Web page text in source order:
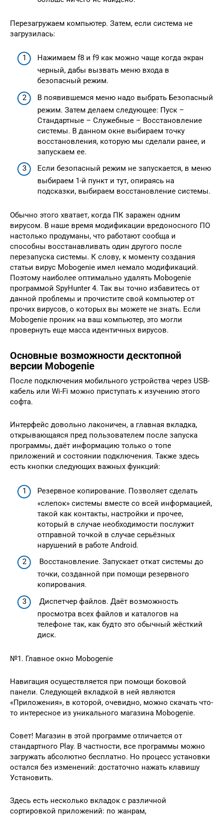
Перезагружаем компьютер. Затем, если система не
загрузилась:
Нажимаем f8 и f9 как можно чаще когда экран
черный, дабы вызвать меню входа в
безопасный режим.
В появившемся меню надо выбрать Безопасный
режим. Затем делаем следующее: Пуск –
Стандартные – Служебные – Восстановление
системы. В данном окне выбираем точку
восстановления, которую мы сделали ранее, и
запускаем ее.
Если безопасный режим не запускается, в меню
выбираем 1-й пункт и тут, опираясь на
подсказки, выбираем восстановление системы.
Обычно этого хватает, когда ПК заражен одним
вирусом. В наше время модификации вредоносного ПО
настолько продуманы, что работают сообща и
способны восстанавливать один другого после
перезапуска системы. К слову, к моменту создания
статьи вирус Mobogenie имел немало модификаций.
Поэтому наиболее оптимально удалять Mobogenie
программой SpyHunter 4. Так вы точно избавитесь от
данной проблемы и прочистите свой компьютер от
прочих вирусов, о которых вы можете не знать. Если
Mobogenie проник на ваш компьютер, это могли
провернуть еще масса идентичных вирусов.
Основные возможности десктопной
версии Mobogenie
После подключения мобильного устройства через USB-
кабель или Wi-Fi можно приступать к изучению этого
софта.
Интерфейс довольно лаконичен, а главная вкладка,
открывающаяся пред пользователем после запуска
программы, даёт информацию только о топе
приложений и состоянии подключения. Также здесь
есть кнопки следующих важных функций:
Резервное копирование. Позволяет сделать
«слепок» системы вместе со всей информацией,
такой как контакты, настройки и прочее,
который в случае необходимости послужит
отправной точкой в случае серьёзных
нарушений в работе Android.
Восстановление. Запускает откат системы до
точки, созданной при помощи резервного
копирования.
Диспетчер файлов. Даёт возможность
просмотра всех файлов и каталогов на
телефоне так, как будто это обычный жёсткий
диск.
№1. Главное окно Mobogenie
Навигация осуществляется при помощи боковой
панели. Следующей вкладкой в ней являются
«Приложения», в которой, очевидно, можно скачать что-
то интересное из уникального магазина Mobogenie.
Совет! Магазин в этой программе отличается от
стандартного Play. В частности, все программы можно
загружать абсолютно бесплатно. Но процесс установки
остался без изменений: достаточно нажать клавишу
Установить.
Здесь есть несколько вкладок с различной
сортировкой приложений: по жанрам,